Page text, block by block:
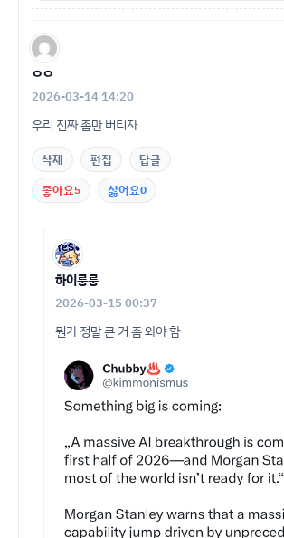
ㅇㅇ
2026-03-14 14:20
우리 진짜 좀만 버티자
삭제 편집
답글
좋아요5 싫어요0
하이룽룽
2026-03-15 00:37
뭔가 정말 큰 거 좀 와야 함